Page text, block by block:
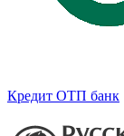
Кредит ОТП банк